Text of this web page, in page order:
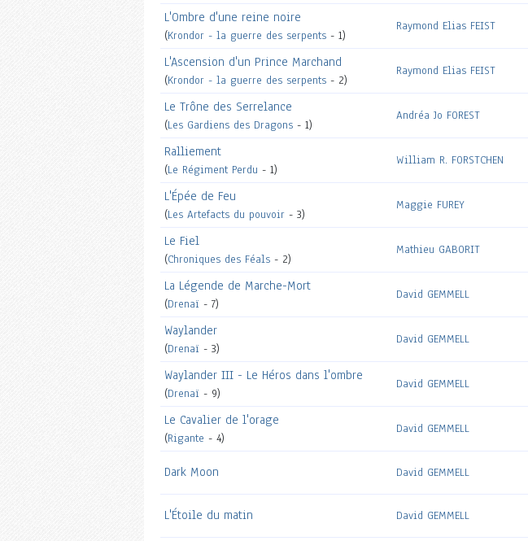
L'Ombre d'une reine noire
(Krondor - la guerre des serpents - 1)
Raymond Elias FEIST
L'Ascension d'un Prince Marchand
(Krondor - la guerre des serpents - 2)
Raymond Elias FEIST
Le Trône des Serrelance
(Les Gardiens des Dragons - 1)
Andréa Jo FOREST
Ralliement
(Le Régiment Perdu - 1)
William R. FORSTCHEN
L'Épée de Feu
(Les Artefacts du pouvoir - 3)
Maggie FUREY
Le Fiel
(Chroniques des Féals - 2)
Mathieu GABORIT
La Légende de Marche-Mort
(Drenaï - 7)
David GEMMELL
Waylander
(Drenaï - 3)
David GEMMELL
Waylander III - Le Héros dans l'ombre
(Drenaï - 9)
David GEMMELL
Le Cavalier de l'orage
(Rigante - 4)
David GEMMELL
Dark Moon David GEMMELL
L'Étoile du matin David GEMMELL